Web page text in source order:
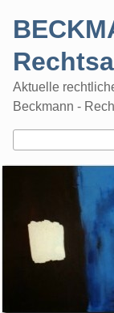
Aktuelle
Beckmann -